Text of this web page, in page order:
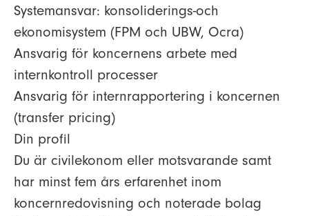
Systemansvar: konsoliderings-och
ekonomisystem (FPM och UBW, Ocra)
Ansvarig för koncernens arbete med
internkontroll processer
Ansvarig för internrapportering i koncernen
(transfer pricing)
Din profil
Du är civilekonom eller motsvarande samt
har minst fem års erfarenhet inom
koncernredovisning och noterade bolag